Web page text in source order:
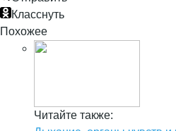
Класснуть
Похожее
Читайте также: